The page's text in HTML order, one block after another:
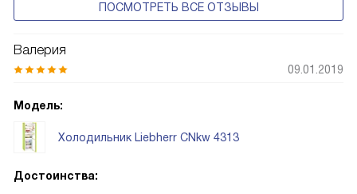
ПОСМОТРЕТЬ ВСЕ ОТЗЫВЫ
Валерия
09.01.2019
Модель:
Холодильник Liebherr CNkw 4313
Достоинства: